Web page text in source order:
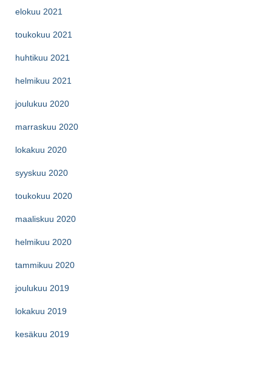
elokuu 2021
toukokuu 2021
huhtikuu 2021
helmikuu 2021
joulukuu 2020
marraskuu 2020
lokakuu 2020
syyskuu 2020
toukokuu 2020
maaliskuu 2020
helmikuu 2020
tammikuu 2020
joulukuu 2019
lokakuu 2019
kesäkuu 2019